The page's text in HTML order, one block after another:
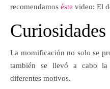
recomendamos éste video: El
Curiosidades
La momificación no solo se
también se llevó a cabo la
diferentes motivos.